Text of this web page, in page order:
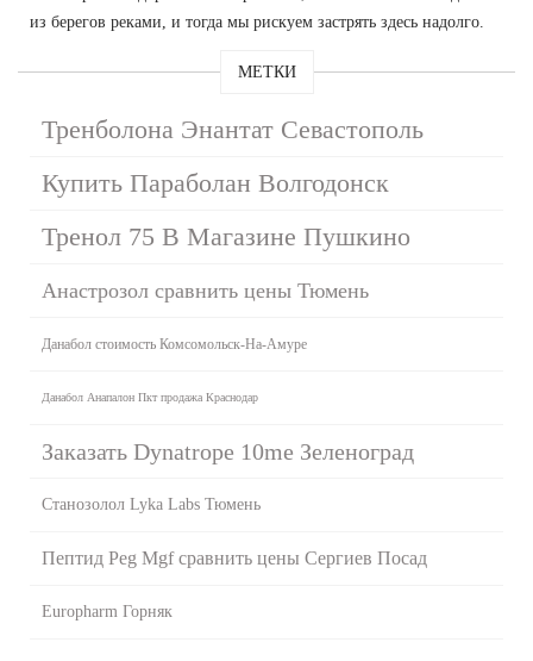
из берегов реками, и тогда мы рискуем застрять здесь надолго.
МЕТКИ
Тренболона Энантат Севастополь
Купить Параболан Волгодонск
Тренол 75 В Магазине Пушкино
Анастрозол сравнить цены Тюмень
Данабол стоимость Комсомольск-На-Амуре
Данабол Анапалон Пкт продажа Краснодар
Заказать Dynatrope 10me Зеленоград
Станозолол Lyka Labs Тюмень
Пептид Peg Mgf сравнить цены Сергиев Посад
Europharm Горняк